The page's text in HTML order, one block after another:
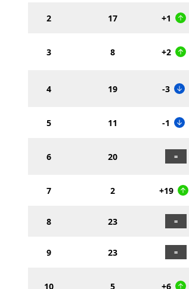
2 17 +1
3 8 +2
4 19 -3
5 11 -1
6 20
7 2 +19
8 23
9 23
10 5 +6